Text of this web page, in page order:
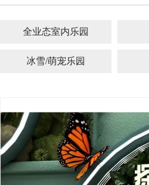
全业态室内乐园
冰雪/萌宠乐园